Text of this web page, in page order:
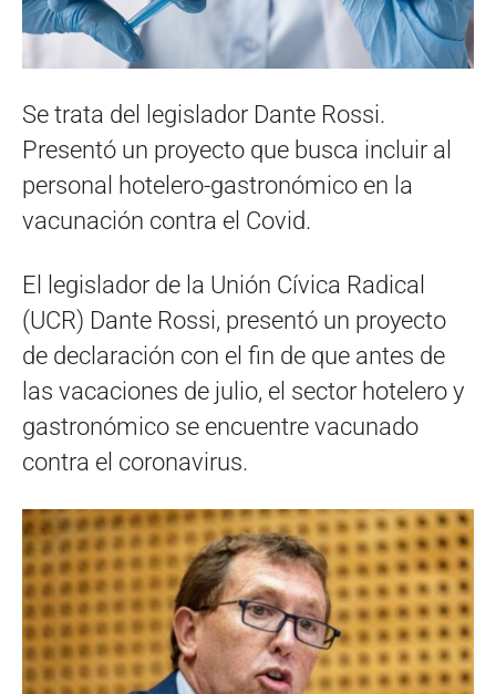
Se trata del legislador Dante Rossi.
Presentó un proyecto que busca incluir al
personal hotelero-gastronómico en la
vacunación contra el Covid.
El legislador de la Unión Cívica Radical
(UCR) Dante Rossi, presentó un proyecto
de declaración con el fin de que antes de
las vacaciones de julio, el sector hotelero y
gastronómico se encuentre vacunado
contra el coronavirus.